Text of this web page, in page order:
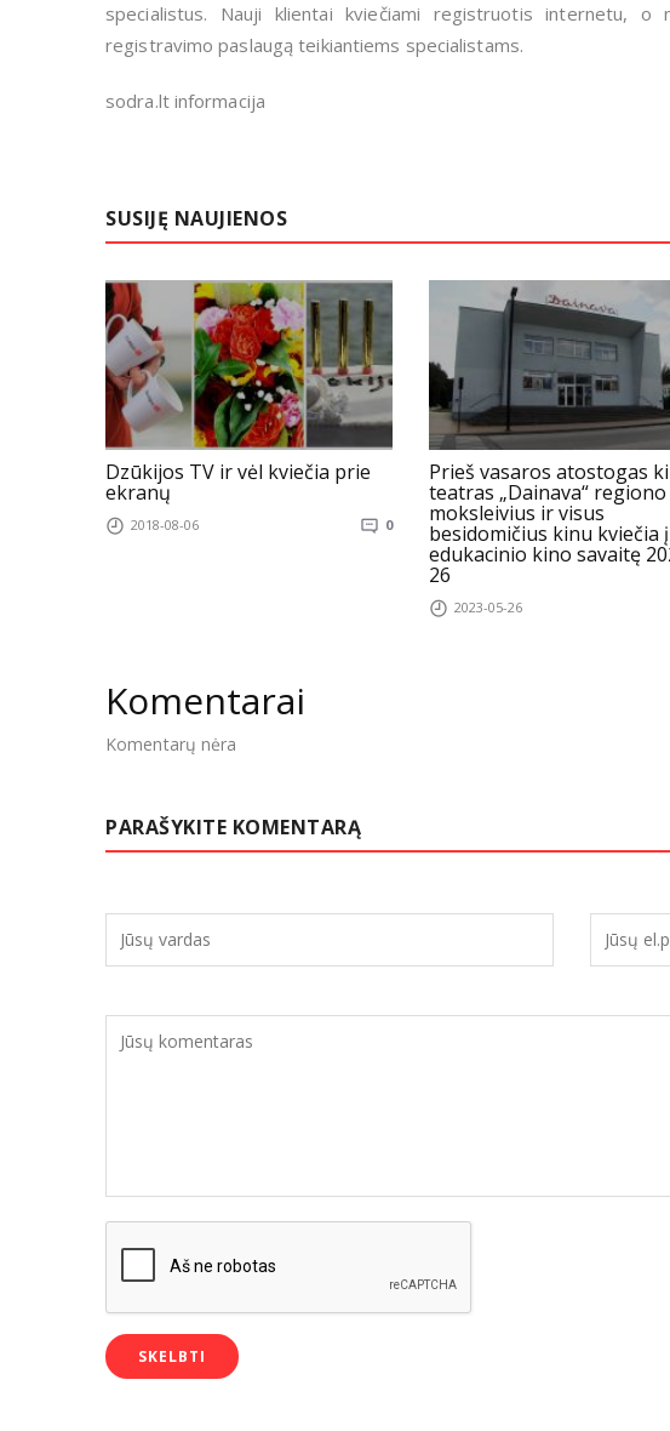
specialistus. Nauji klientai kviečiami registruotis internetu, o
registravimo paslaugą teikiantiems specialistams.
sodra.lt informacija
SUSIJĘ NAUJIENOS
Dzūkijos TV ir vėl kviečia prie
ekranų
2018-08-06 0
Prieš vasaros atostogas
teatras „Dainava“ regiono
moksleivius ir visus
besidomičius kinu kviečia į
edukacinio kino savaitę
26
2023-05-26
Komentarai
Komentarų nėra
PARAŠYKITE KOMENTARĄ